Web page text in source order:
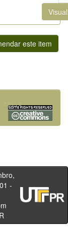
este item
-